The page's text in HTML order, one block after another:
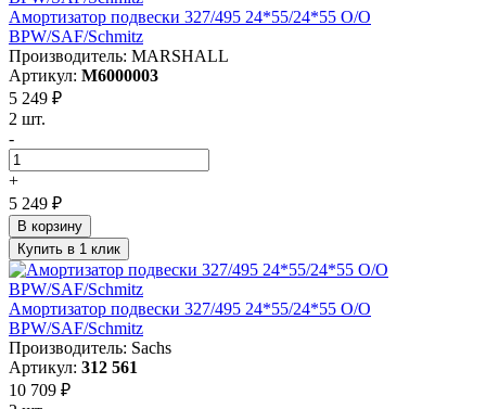
Амортизатор подвески 327/495 24*55/24*55 O/O
BPW/SAF/Schmitz
Производитель: MARSHALL
Артикул: M6000003
5 249 ₽
2 шт.
-
+
5 249 ₽
В корзину
Купить в 1 клик
Амортизатор подвески 327/495 24*55/24*55 O/O
BPW/SAF/Schmitz
Производитель: Sachs
Артикул: 312 561
10 709 ₽